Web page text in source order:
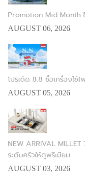
Promotion Mid Month
AUGUST 06, 2026
โปรเด็ด 8.8 ซื้อเครื่องใช้
AUGUST 05, 2026
NEW ARRIVAL
ระดับครัวให้ดูพรีเมียม
AUGUST 03, 2026